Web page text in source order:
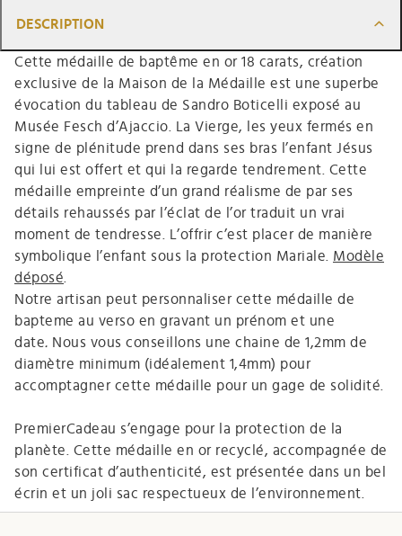
DESCRIPTION
Cette médaille de baptême en or 18 carats, création
exclusive de la Maison de la Médaille est une superbe
évocation du tableau de Sandro Boticelli exposé au
Musée Fesch d’Ajaccio. La Vierge, les yeux fermés en
signe de plénitude prend dans ses bras l’enfant Jésus
qui lui est offert et qui la regarde tendrement. Cette
médaille empreinte d’un grand réalisme de par ses
détails rehaussés par l’éclat de l’or traduit un vrai
moment de tendresse. L’offrir c’est placer de manière
symbolique l’enfant sous la protection Mariale. Modèle
déposé
Notre artisan peut personnaliser cette médaille de
bapteme au verso en gravant un prénom et une
date. Nous vous conseillons une chaine de 1,2mm de
diamètre minimum (idéalement 1,4mm) pour
accomptagner cette médaille pour un gage de solidité.
PremierCadeau s’engage pour la protection de la
planète. Cette médaille en or recyclé, accompagnée de
son certificat d’authenticité, est présentée dans un bel
écrin et un joli sac respectueux de l’environnement.